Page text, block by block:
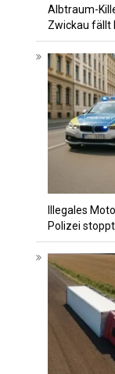
Albtraum-
Zwickau fällt
Illegales
Polizei